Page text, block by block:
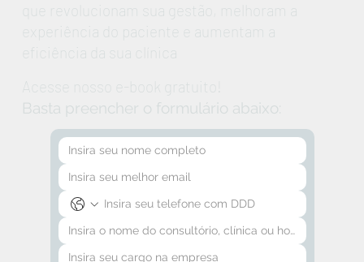
que revolucionam sua gestão, melhoram a
experiência do paciente e aumentam a
eficiência da sua clínica
Acesse nosso e-book gratuito!
Basta preencher o formulário abaixo: